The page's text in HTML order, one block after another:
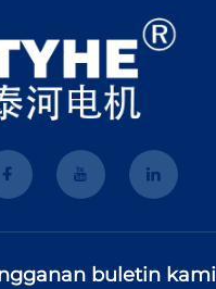
buletin kami